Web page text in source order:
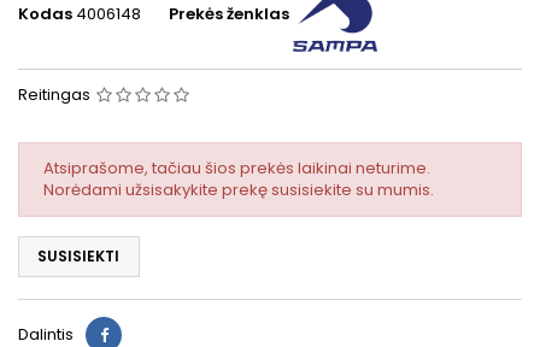
Kodas 4006148 Prekės ženklas
Reitingas
Atsiprašome, tačiau šios prekės laikinai neturime.
Norėdami užsisakykite prekę susisiekite su mumis.
SUSISIEKTI
Dalintis